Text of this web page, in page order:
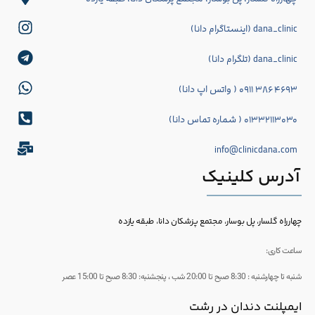
dana_clinic (اینستاگرام دانا)
dana_clinic (تلگرام دانا)
۴۶۹۳ ۳۸۶ ۰۹۱۱ ( واتس اپ دانا)
۰۱۳۳۲۱۱۳۰۳۰ ( شماره تماس دانا)
info@clinicdana.com
آدرس کلینیک
چهارراه گلسار، پل بوسار، مجتمع پزشکان دانا، طبقه یازده
ساعت کاری:
شنبه تا چهارشنبه : 8:30 صبح تا 20:00 شب ، پنجشنبه: 8:30 صبح تا 15:00 عصر
ایمپلنت دندان در رشت